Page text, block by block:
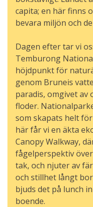
capita; en här finns
bevara miljön och
Dagen efter tar vi
Temburong
höjdpunkt för
genom Bruneis
paradis, omgivet av
floder.
som skapats helt
här får vi en äkta
Canopy Walkway,
fågelperspektiv
tak, och njuter av
och stillhet långt
bjuds det på lunch
boende.